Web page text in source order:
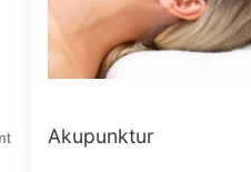
Akupunktur